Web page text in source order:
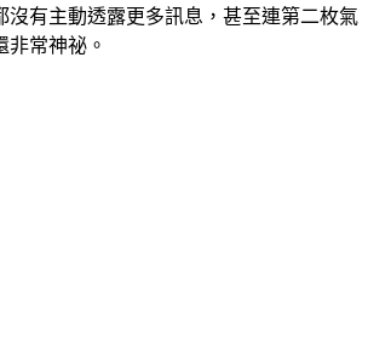
、預測去向和是否會主動擊落，五角大廈
有主動透露更多訊息，甚至連第二枚氣